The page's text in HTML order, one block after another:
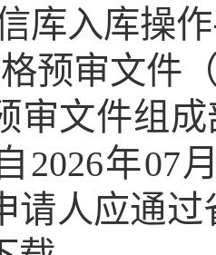
库入库操
预审文件
审文件组
2026年07
请人应通